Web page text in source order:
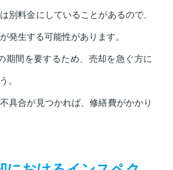
別料金にしていることがあるので、
発生する可能性があります。
期間を要するため、売却を急ぐ方に
。
具合が見つかれば、修繕費がかかり